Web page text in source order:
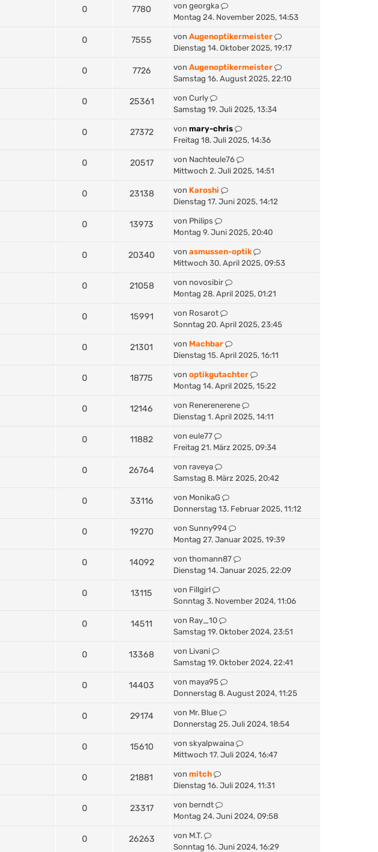
0 7780 von georgka
Montag 24. November 2025, 14:53
0 7555 von Augenoptikermeister
Dienstag 14. Oktober 2025, 19:17
0 7726 von Augenoptikermeister
Samstag 16. August 2025, 22:10
0 25361 von Curly
Samstag 19. Juli 2025, 13:34
0 27372 von mary-chris
Freitag 18. Juli 2025, 14:36
0 20517 von Nachteule76
Mittwoch 2. Juli 2025, 14:51
0 23138 von Karoshi
Dienstag 17. Juni 2025, 14:12
0 13973 von Philips
Montag 9. Juni 2025, 20:40
0 20340 von asmussen-optik
Mittwoch 30. April 2025, 09:53
0 21058 von novosibir
Montag 28. April 2025, 01:21
0 15991 von Rosarot
Sonntag 20. April 2025, 23:45
0 21301 von Machbar
Dienstag 15. April 2025, 16:11
0 18775 von optikgutachter
Montag 14. April 2025, 15:22
0 12146 von Renerenerene
Dienstag 1. April 2025, 14:11
0 11882 von eule77
Freitag 21. März 2025, 09:34
0 26764 von raveya
Samstag 8. März 2025, 20:42
0 33116 von MonikaG
Donnerstag 13. Februar 2025, 11:12
0 19270 von Sunny994
Montag 27. Januar 2025, 19:39
0 14092 von thomann87
Dienstag 14. Januar 2025, 22:09
0 13115 von Fillgirl
Sonntag 3. November 2024, 11:06
0 14511 von Ray_10
Samstag 19. Oktober 2024, 23:51
0 13368 von Livani
Samstag 19. Oktober 2024, 22:41
0 14403 von maya95
Donnerstag 8. August 2024, 11:25
0 29174 von Mr. Blue
Donnerstag 25. Juli 2024, 18:54
0 15610 von skyalpwaina
Mittwoch 17. Juli 2024, 16:47
0 21881 von mitch
Dienstag 16. Juli 2024, 11:31
0 23317 von berndt
Montag 24. Juni 2024, 09:58
0 26263 von M.T.
Sonntag 16. Juni 2024, 16:29